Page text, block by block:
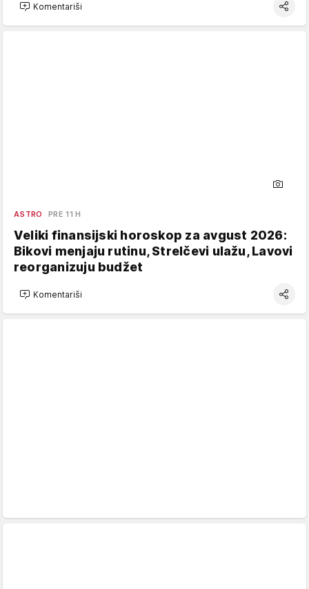
Komentariši
ASTRO PRE 11 H
Veliki finansijski horoskop za avgust 2026:
Bikovi menjaju rutinu, Strelčevi ulažu, Lavovi
reorganizuju budžet
Komentariši